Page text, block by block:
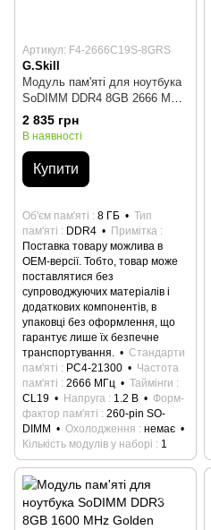
Артикул: F4-2666C19S-8GRS
G.Skill
Модуль пам'яті для ноутбука
SoDIMM DDR4 8GB 2666 MHz
Ripjaws G.Skill (F4-2666C19S-
8GRS)
2 835 грн
В наявності
Купити
Об'єм пам'яті 8 ГБ
Тип
пам'яті
DDR4
Примітка
Поставка товару можлива в
ОЕМ-версії. Тобто, товар може
поставлятися без
супроводжуючих матеріалів і
додаткових компонентів, в
упаковці без оформлення, що
гарантує лише їх безпечне
транспортування.
Стандарти
пам'яті
PC4-21300
Частота
пам'яті
2666 МГц
Таймінги
CL19
Напруга 1.2 В
Форм-
фактор пам'яті
260-pin SO-
DIMM
Охолодження
немає
Кількість модулів у наборі
1